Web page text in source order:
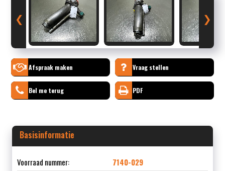
❮ ❯
Afspraak maken Vraag stellen
Bel me terug PDF
Basisinformatie
Voorraad nummer:
7140-029